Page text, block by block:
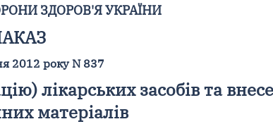
ЗДОРОВ'Я УКРАЇНИ
2012 року N 837
лікарських засобів та
матеріалів